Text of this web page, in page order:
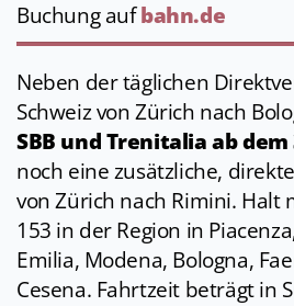
Buchung aufbahn.de
Neben der täglichen
Schweiz von Zürich nach
SBB und Trenitalia ab dem
noch eine zusätzliche,
von Zürich nach Rimini. Halt
153 in der Region in
Emilia, Modena, Bologna,
Cesena. Fahrtzeit beträgt in